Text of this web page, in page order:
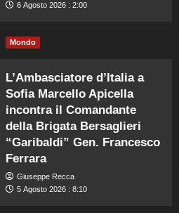
6 Agosto 2026 : 2:00
Mondo
L’Ambasciatore d’Italia a
Sofia Marcello Apicella
incontra il Comandante
della Brigata Bersaglieri
“Garibaldi” Gen. Francesco
Ferrara
Giuseppe Recca
5 Agosto 2026 : 8:10